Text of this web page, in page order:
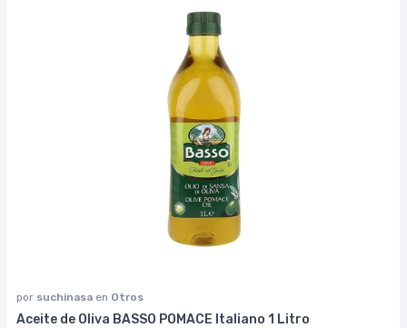
por suchinasa en Otros
Aceite de Oliva BASSO POMACE Italiano 1 Litro